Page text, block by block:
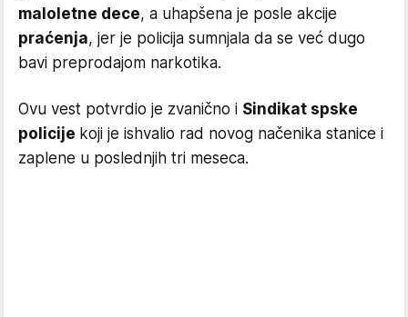
maloletne dece, a uhapšena je posle akcije
praćenja, jer je policija sumnjala da se već dugo
bavi preprodajom narkotika.
Ovu vest potvrdio je zvanično i Sindikat spske
policije koji je ishvalio rad novog načenika stanice i
zaplene u poslednjih tri meseca.